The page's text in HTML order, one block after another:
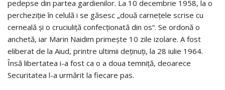
pedepse din partea gardienilor. La 10 decembrie 1958, la o
percheziţie în celulă i se găsesc „două carneţele scrise cu
cerneală şi o cruciuliţă confecţionată din os“. Se ordonă o
anchetă, iar Marin Naidim primeşte 10 zile izolare. A fost
eliberat de la Aiud, printre ultimii deţinuţi, la 28 iulie 1964.
Însă libertatea i-a fost ca o a doua temniţă, deoarece
Securitatea l-a urmărit la fiecare pas.